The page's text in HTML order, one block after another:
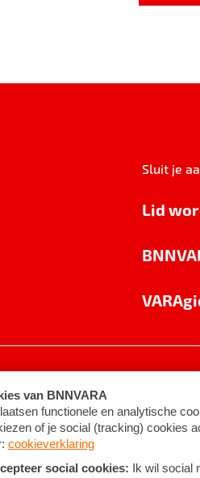
Sluit je
Lid
Algemene voorwaarden